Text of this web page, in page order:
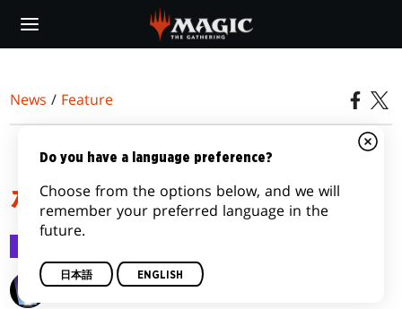
main
News / Feature
『ファイレクシア：完全
なる統一』がやってくる
Wizards of the Coast
Do you have a language preference?
Choose from the options below, and we will
remember your preferred language in the
future.
日本語 ENGLISH